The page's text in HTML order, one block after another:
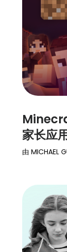
家长应
由 MICHAEL